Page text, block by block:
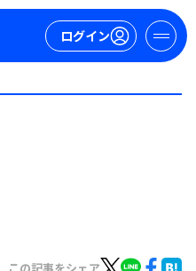
ログイン